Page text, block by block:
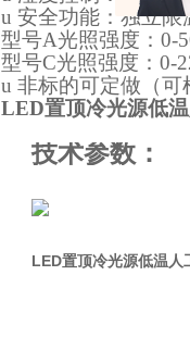
u 安全功能：独立限
型号A光照强度： 0-
型号C光照强度： 0-
u 非标的可定做（可
LED置顶冷光源低
技术参数：
LED置顶冷光源低温人